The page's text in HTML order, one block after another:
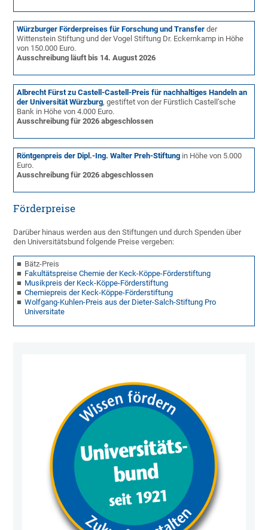
Würzburger Förderpreises für Forschung und Transferder
Wittenstein Stiftung und der Vogel Stiftung Dr. Eckernkamp in Höhe
von 150.000 Euro.
Ausschreibung läuft bis 14. August 2026
Albrecht Fürst zu Castell-Castell-Preis für nachhaltiges Handeln an
der Universität Würzburg, gestiftet von der Fürstlich Castell’sche
Bank in Höhe von 4.000 Euro.
Ausschreibung für 2026 abgeschlossen
Röntgenpreis der Dipl.-Ing. Walter Preh-Stiftung in Höhe von 5.000
Euro.
Ausschreibung für 2026 abgeschlossen
Förderpreise
Darüber hinaus werden aus den Stiftungen und durch Spenden über
den Universitätsbund folgende Preise vergeben:
Bätz-Preis
Fakultätspreise Chemie der Keck-Köppe-Förderstiftung
Musikpreis der Keck-Köppe-Förderstiftung
Chemiepreis der Keck-Köppe-Förderstiftung
Wolfgang-Kuhlen-Preis aus der Dieter-Salch-Stiftung Pro
Universitate